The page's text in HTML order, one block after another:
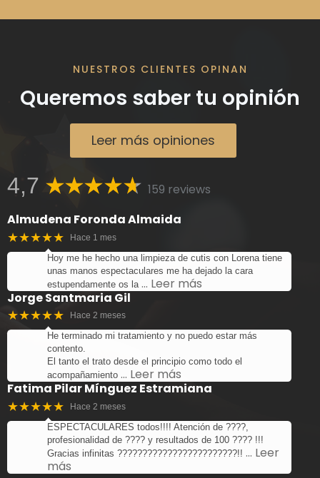
NUESTROS CLIENTES OPINAN
Queremos saber tu opinión
Leer más opiniones
4,7
159 reviews
Almudena Foronda Almaida
★★★★★ Hace 1 mes
Hoy me he hecho una limpieza de cutis con Lorena tiene
unas manos espectaculares me ha dejado la cara
estupendamente os la … Leer más
Jorge Santmaria Gil
★★★★★ Hace 2 meses
He terminado mi tratamiento y no puedo estar más
contento.
El tanto el trato desde el principio como todo el
acompañamiento … Leer más
Fatima Pilar Mínguez Estramiana
★★★★★ Hace 2 meses
ESPECTACULARES todos!!!! Atención de ????,
profesionalidad de ???? y resultados de 100 ???? !!!
Gracias infinitas ????????????????????????!! … Leer
más